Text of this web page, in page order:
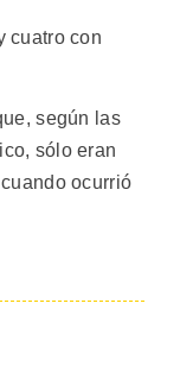
cuatro con
según las
sólo eran
ocurrió